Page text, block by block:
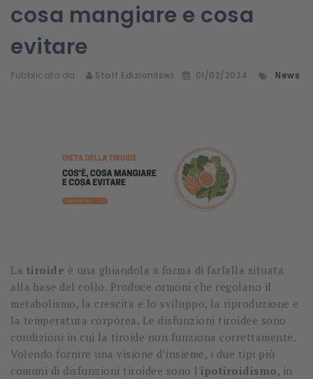
cosa mangiare e cosa
evitare
Pubblicato da Staff Edizionilswr 01/02/2024 News
La tiroide è una ghiandola a forma di farfalla situata
alla base del collo. Produce ormoni che regolano il
metabolismo, la crescita e lo sviluppo, la riproduzione e
la temperatura corporea. Le disfunzioni tiroidee sono
condizioni in cui la tiroide non funziona correttamente.
Volendo fornire una visione d’insieme, i due tipi più
comuni di disfunzioni tiroidee sono l'ipotiroidismo, in